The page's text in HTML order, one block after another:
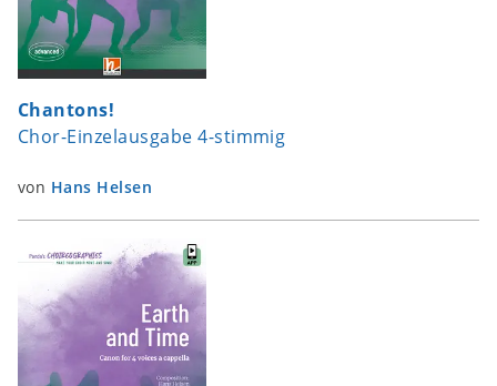
Chantons!
Chor-Einzelausgabe 4-stimmig
von Hans Helsen